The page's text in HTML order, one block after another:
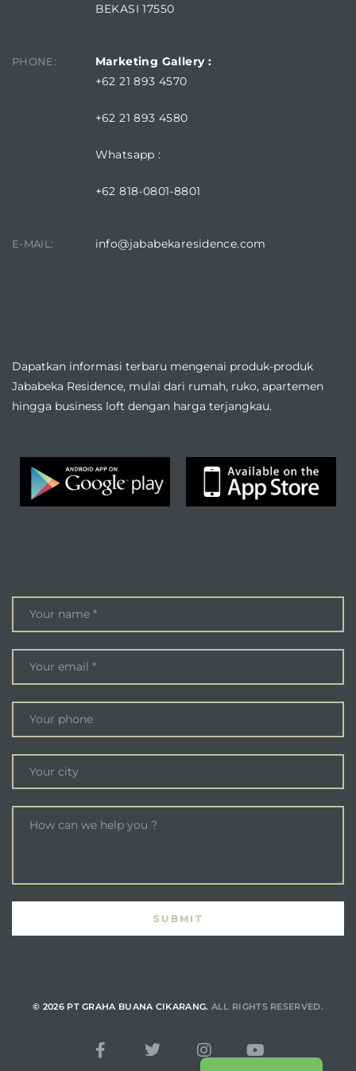
BEKASI 17550
PHONE:
Marketing Gallery :
+62 21 893 4570
+62 21 893 4580
Whatsapp :
+62 818-0801-8801
E-MAIL: info@jababekaresidence.com
Dapatkan informasi terbaru mengenai produk-produk
Jababeka Residence, mulai dari rumah, ruko, apartemen
hingga business loft dengan harga terjangkau.
© 2026 PT GRAHA BUANA CIKARANG. ALL RIGHTS RESERVED.